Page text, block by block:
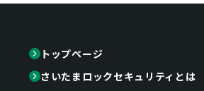
トップページ
さいたまロックセキュリティとは